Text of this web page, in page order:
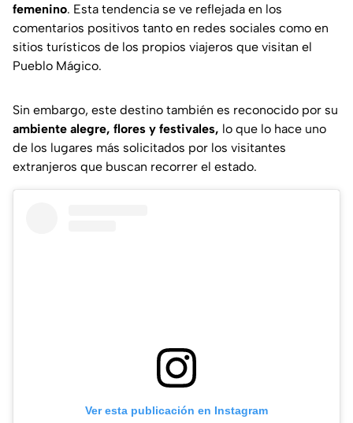
femenino. Esta tendencia se ve reflejada en los
comentarios positivos tanto en redes sociales como en
sitios turísticos de los propios viajeros que visitan el
Pueblo Mágico.
Sin embargo, este destino también es reconocido por su
ambiente alegre, flores y festivales, lo que lo hace uno
de los lugares más solicitados por los visitantes
extranjeros que buscan recorrer el estado.
Ver esta publicación en Instagram